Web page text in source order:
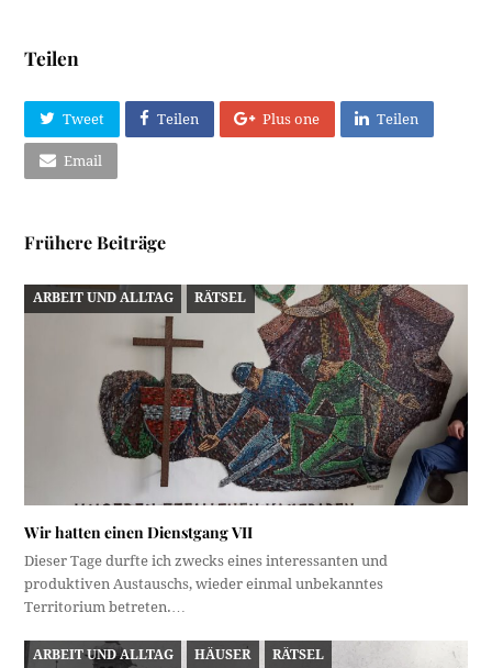
Teilen
Tweet Teilen Plus one Teilen
Email
Frühere Beiträge
ARBEIT UND ALLTAG RÄTSEL
Wir hatten einen Dienstgang VII
Dieser Tage durfte ich zwecks eines interessanten und
produktiven Austauschs, wieder einmal unbekanntes
Territorium betreten.…
ARBEIT UND ALLTAG HÄUSER RÄTSEL